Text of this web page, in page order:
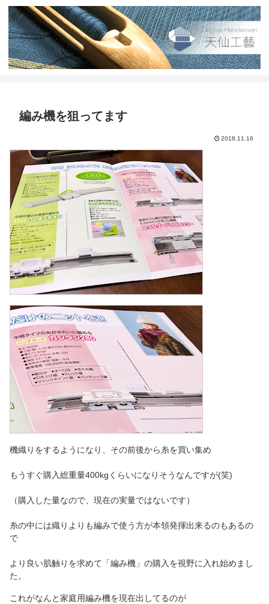
編み機を狙ってます
2018.11.16
機織りをするようになり、その前後から糸を買い集め
もうすぐ購入総重量400kgくらいになりそうなんですが(笑)
（購入した量なので、現在の実量ではないです）
糸の中には織りよりも編みで使う方が本領発揮出来るのもあるの
で
より良い肌触りを求めて「編み機」の購入を視野に入れ始めまし
た。
これがなんと家庭用編み機を現在出してるのが